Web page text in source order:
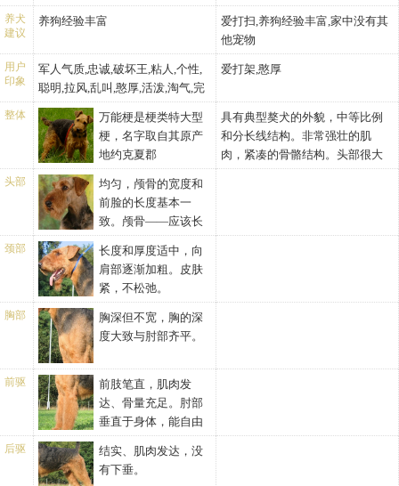
养犬
建议
养狗经验丰富
爱打扫,养狗经验丰富,家中没有其
他宠物
用户
印象
军人气质,忠诚,破坏王,粘人,个性,
聪明,拉风,乱叫,憨厚,活泼,淘气,完
美
爱打架,憨厚
整体
万能梗是梗类特大型
梗，名字取自其原产
地约克夏郡
的"Airedale"溪谷。强壮且具有活
力，愿意游泳，尤其喜欢在水中
生活。 万能梗是水獭犬与已经绝
种的黑褐梗配种改良产生的品
种。通常被用来猎水獭，熊，
狼，山猪，雄鹿等。一次世界大
战时，首次被英国陆军当作守卫
及传令任务的军犬使用。曾有一
只名叫杰克的万能梗， 因在战场
上勇敢，死后荣获维多利亚十字
勋章。万能梗忠诚友善，是较理
想的家庭守卫犬，也有较顽固的
一面，饲养者要以严格的态度来
训练和关心它。 万能梗的优点是
不脱毛。属于活力旺盛的狗，每
日必须坚持长距离散步。温顺善
良，是很好的观赏犬，宠物犬以
具有典型獒犬的外貌，中等比例
和分长线结构。非常强壮的肌
肉，紧凑的骨骼结构。头部很大
和身体覆盖一半的被毛。最重要
头部
均匀，颅骨的宽度和
前脸的长度基本一
致。颅骨——应该长
而平，不宽于两耳之间的距离，
并且略窄于两眼的间距。头皮应
无皱，平静时几乎看不到，远离
颊水平线且不臃肿。耳——位于
头侧面，呈V形，不影响眼睛，
小，但与犬的大小成比例。耳尖
应高于颅骨的水平线。前脸——
深，强壮有力，肌肉发达。眼前
方丰满。嘴唇——紧收。鼻子
——黑，但不太小。牙齿——坚
硬，白，无其他杂色及缺损。咬
合好或基本咬合。在没有特殊要
求时，上下颔有一轻微突出或呈
剪状咬合也是允许的。
颈部
长度和厚度适中，向
肩部逐渐加粗。皮肤
紧，不松弛。
胸部
胸深但不宽，胸的深
度大致与肘部齐平。
前驱
前肢笔直，肌肉发
达、骨量充足。肘部
垂直于身体，能自由
活动。
后驱
结实、肌肉发达，没
有下垂。